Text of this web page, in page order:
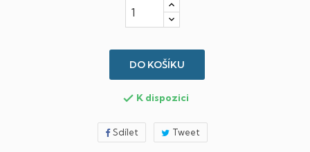
DO KOŠÍKU
 K dispozici
Sdílet Tweet